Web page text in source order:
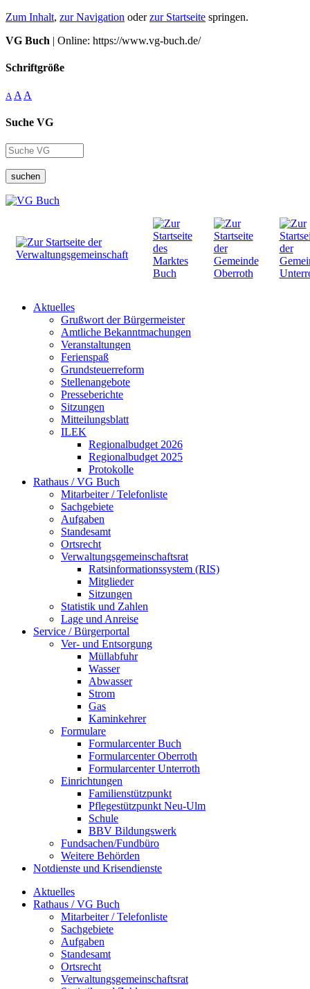
Zum Inhalt, zur Navigation oderzur Startseite springen.
VG Buch | Online: https://www.vg-buch.de/
Schriftgröße
A A A
Suche VG
suchen
Aktuelles
Grußwort der Bürgermeister
Amtliche Bekanntmachungen
Veranstaltungen
Ferienspaß
Grundsteuerreform
Stellenangebote
Presseberichte
Sitzungen
Mitteilungsblatt
ILEK
Regionalbudget 2026
Regionalbudget 2025
Protokolle
Rathaus / VG Buch
Mitarbeiter / Telefonliste
Sachgebiete
Aufgaben
Standesamt
Ortsrecht
Verwaltungsgemeinschaftsrat
Ratsinformationssystem (RIS)
Mitglieder
Sitzungen
Statistik und Zahlen
Lage und Anreise
Service / Bürgerportal
Ver- und Entsorgung
Müllabfuhr
Wasser
Abwasser
Strom
Gas
Kaminkehrer
Formulare
Formularcenter Buch
Formularcenter Oberroth
Formularcenter Unterroth
Einrichtungen
Familienstützpunkt
Pflegestützpunkt Neu-Ulm
Schule
BBV Bildungswerk
Fundsachen/Fundbüro
Weitere Behörden
Notdienste und Krisendienste
Aktuelles
Rathaus / VG Buch
Mitarbeiter / Telefonliste
Sachgebiete
Aufgaben
Standesamt
Ortsrecht
Verwaltungsgemeinschaftsrat